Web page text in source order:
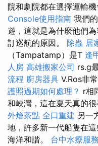
院和劇院都在選擇運輸機
Console使用指南 我們
遊，這就是為什麼他們
訂巡航的原因。 除蟲 居
（Tampatamp）是T 逢
人房 高雄搬家公司 rs.g
流程 廚房器具 V.Ros非
護照過期如何處理？ r相
和峽灣，這在夏天真的很
外燴茶點 全口重建 另一
地，許多新一代船隻在
海洋和諧。 台中水療服務